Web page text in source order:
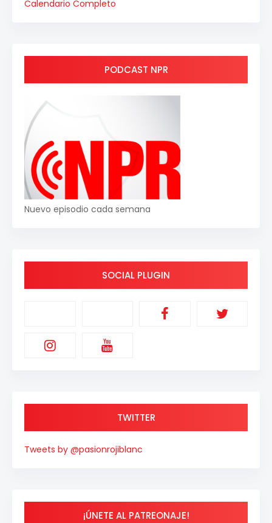
Calendario Completo
PODCAST NPR
Nuevo episodio cada semana
SOCIAL PLUGIN
TWITTER
Tweets by @pasionrojiblanc
¡ÚNETE AL PATREONAJE!